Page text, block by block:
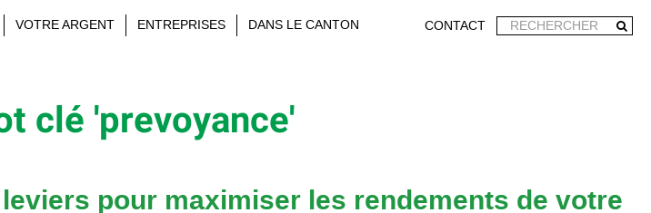
VOTRE ARGENT ENTREPRISES DANS LE CANTON CONTACT
clé 'prevoyance'
pour maximiser les rendements de votre